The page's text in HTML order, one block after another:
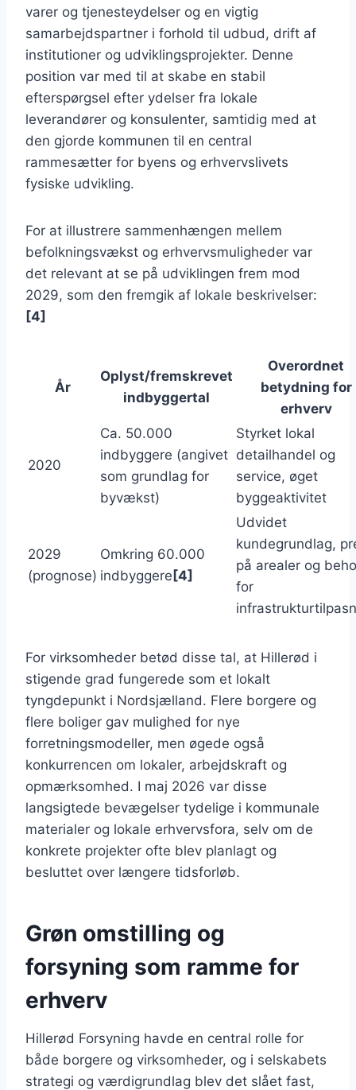
varer og tjenesteydelser og en vigtig
samarbejdspartner i forhold til udbud, drift af
institutioner og udviklingsprojekter. Denne
position var med til at skabe en stabil
efterspørgsel efter ydelser fra lokale
leverandører og konsulenter, samtidig med at
den gjorde kommunen til en central
rammesætter for byens og erhvervslivets
fysiske udvikling.
For at illustrere sammenhængen mellem
befolkningsvækst og erhvervsmuligheder var
det relevant at se på udviklingen frem mod
2029, som den fremgik af lokale beskrivelser:
[4]
År
Oplyst/fremskrevet
indbyggertal
Overordnet
betydning for
erhverv
2020
Ca. 50.000
indbyggere (angivet
som grundlag for
byvækst)
Styrket lokal
detailhandel og
service, øget
byggeaktivitet
2029
(prognose)
Omkring 60.000
indbyggere [4]
Udvidet
kundegrundlag,
på arealer og
for
For virksomheder betød disse tal, at Hillerød i
stigende grad fungerede som et lokalt
tyngdepunkt i Nordsjælland. Flere borgere og
flere boliger gav mulighed for nye
forretningsmodeller, men øgede også
konkurrencen om lokaler, arbejdskraft og
opmærksomhed. I maj 2026 var disse
langsigtede bevægelser tydelige i kommunale
materialer og lokale erhvervsfora, selv om de
konkrete projekter ofte blev planlagt og
besluttet over længere tidsforløb.
Grøn omstilling og
forsyning som ramme for
erhverv
Hillerød Forsyning havde en central rolle for
både borgere og virksomheder, og i selskabets
strategi og værdigrundlag blev det slået fast,